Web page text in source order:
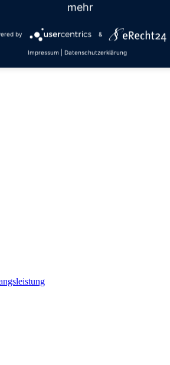
mehr
by &
Impressum Datenschutzerklärung